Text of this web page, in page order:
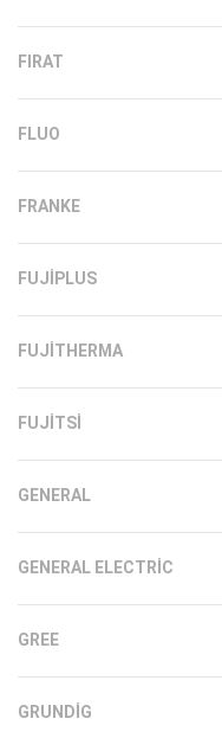
FIRAT
FLUO
FRANKE
FUJIPLUS
FUJITHERMA
FUJITSI
GENERAL
GENERAL ELECTRIC
GREE
GRUNDIG